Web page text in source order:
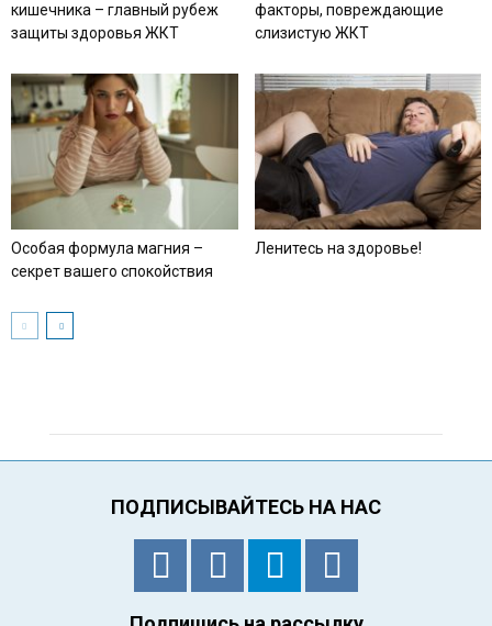
кишечника – главный рубеж
защиты здоровья ЖКТ
факторы, повреждающие
слизистую ЖКТ
Особая формула магния –
секрет вашего спокойствия
Ленитесь на здоровье!
ПОДПИСЫВАЙТЕСЬ НА НАС